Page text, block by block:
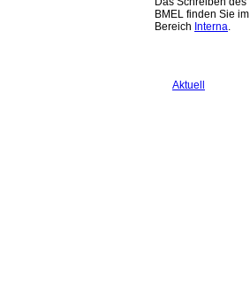
BMEL finden Sie im
Bereich Interna.
Aktuell